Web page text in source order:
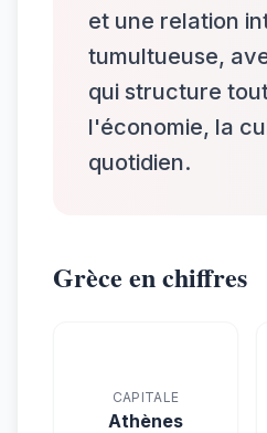
et une relation
tumultueuse,
qui structure
l'économie, la
quotidien.
Grèce en chiffres
CAPITALE
Athènes